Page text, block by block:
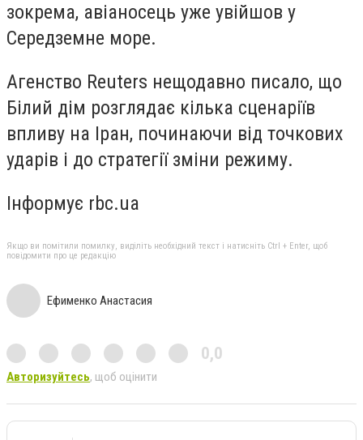
зокрема, авіаносець уже увійшов у
Середземне море.
Агенство Reuters нещодавно писало, що
Білий дім розглядає кілька сценаріїв
впливу на Іран, починаючи від точкових
ударів і до стратегії зміни режиму.
Інформує rbc.ua
Якщо ви помітили помилку, виділіть необхідний текст і натисніть Ctrl + Enter, щоб
повідомити про це редакцію
Ефименко Анастасия
0,0
Авторизуйтесь, щоб оцінити